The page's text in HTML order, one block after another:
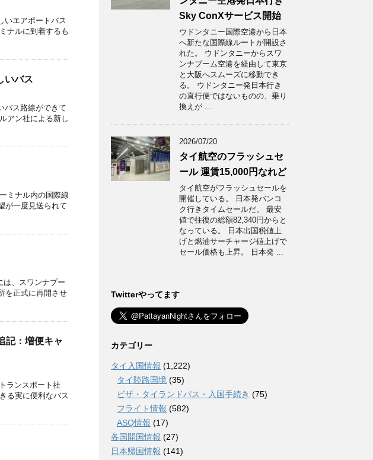
いエアポートバス
ナルに到着するも
いバス
バス路線ができて
アン社による新し
ミナル内の国際線
が一度見送られて
は、スワンナプー
を正式に再開させ
記：増便キャ
ランスポート社
る実に便利なバス
Sky ConXサービス開始
ウドンタニー国際空港から日本
へ新たな国際線ルートが開設さ
れた。 ウドンタニーからスワ
ンナプーム空港を経由して東京
と大阪へスムーズに移動でき
る。 ウドンタニー発日本行き
の直行便ではないものの、乗り
換えが ...
2026/07/20
タイ航空のフラッシュセ
ール 運賃15,000円なれど
タイ航空がフラッシュセールを
開催している。 日本発バンコ
ク行きタイムセールだ。 最安
値で往復の総額82,340円からと
なっている。 日本出国税値上
げと燃油サーチャージ値上げで
セール価格も上昇。 日本発 ...
Twitterやってます
カテゴリー
タイ入国情報 (1,222)
タイ陸路国境 (35)
ビザ・タイランドパス・入国手続き (75)
フライト情報 (582)
ASQ情報 (17)
各国開国情報 (27)
日本帰国情報 (141)